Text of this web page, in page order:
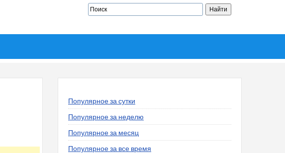
Популярное за сутки
Популярное за неделю
Популярное за месяц
Популярное за все время